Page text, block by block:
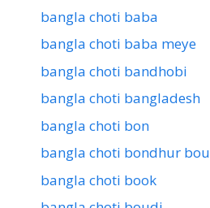
bangla choti baba
bangla choti baba meye
bangla choti bandhobi
bangla choti bangladesh
bangla choti bon
bangla choti bondhur bou
bangla choti book